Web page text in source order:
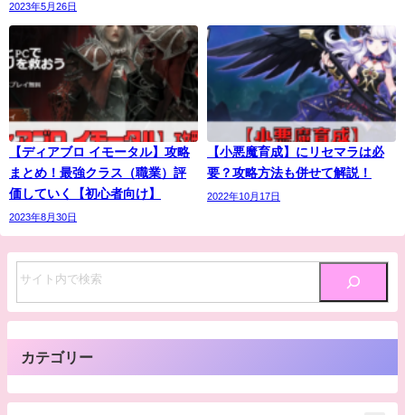
2023年5月26日
【ディアブロ イモータル】攻略
まとめ！最強クラス（職業）評
価していく【初心者向け】
2023年8月30日
【小悪魔育成】にリセマラは必
要？攻略方法も併せて解説！
2022年10月17日
カテゴリー